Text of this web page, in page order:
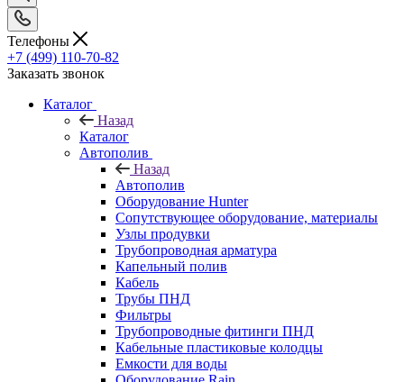
Телефоны
+7 (499) 110-70-82
Заказать звонок
Каталог
Назад
Каталог
Автополив
Назад
Автополив
Оборудование Hunter
Сопутствующее оборудование, материалы
Узлы продувки
Трубопроводная арматура
Капельный полив
Кабель
Трубы ПНД
Фильтры
Трубопроводные фитинги ПНД
Кабельные пластиковые колодцы
Емкости для воды